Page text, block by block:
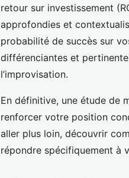
retour sur investissement
approfondies et
probabilité de succès sur
différenciantes et
l’improvisation.
En définitive, une étude de
renforcer votre position
aller plus loin, découvrir
répondre spécifiquement à